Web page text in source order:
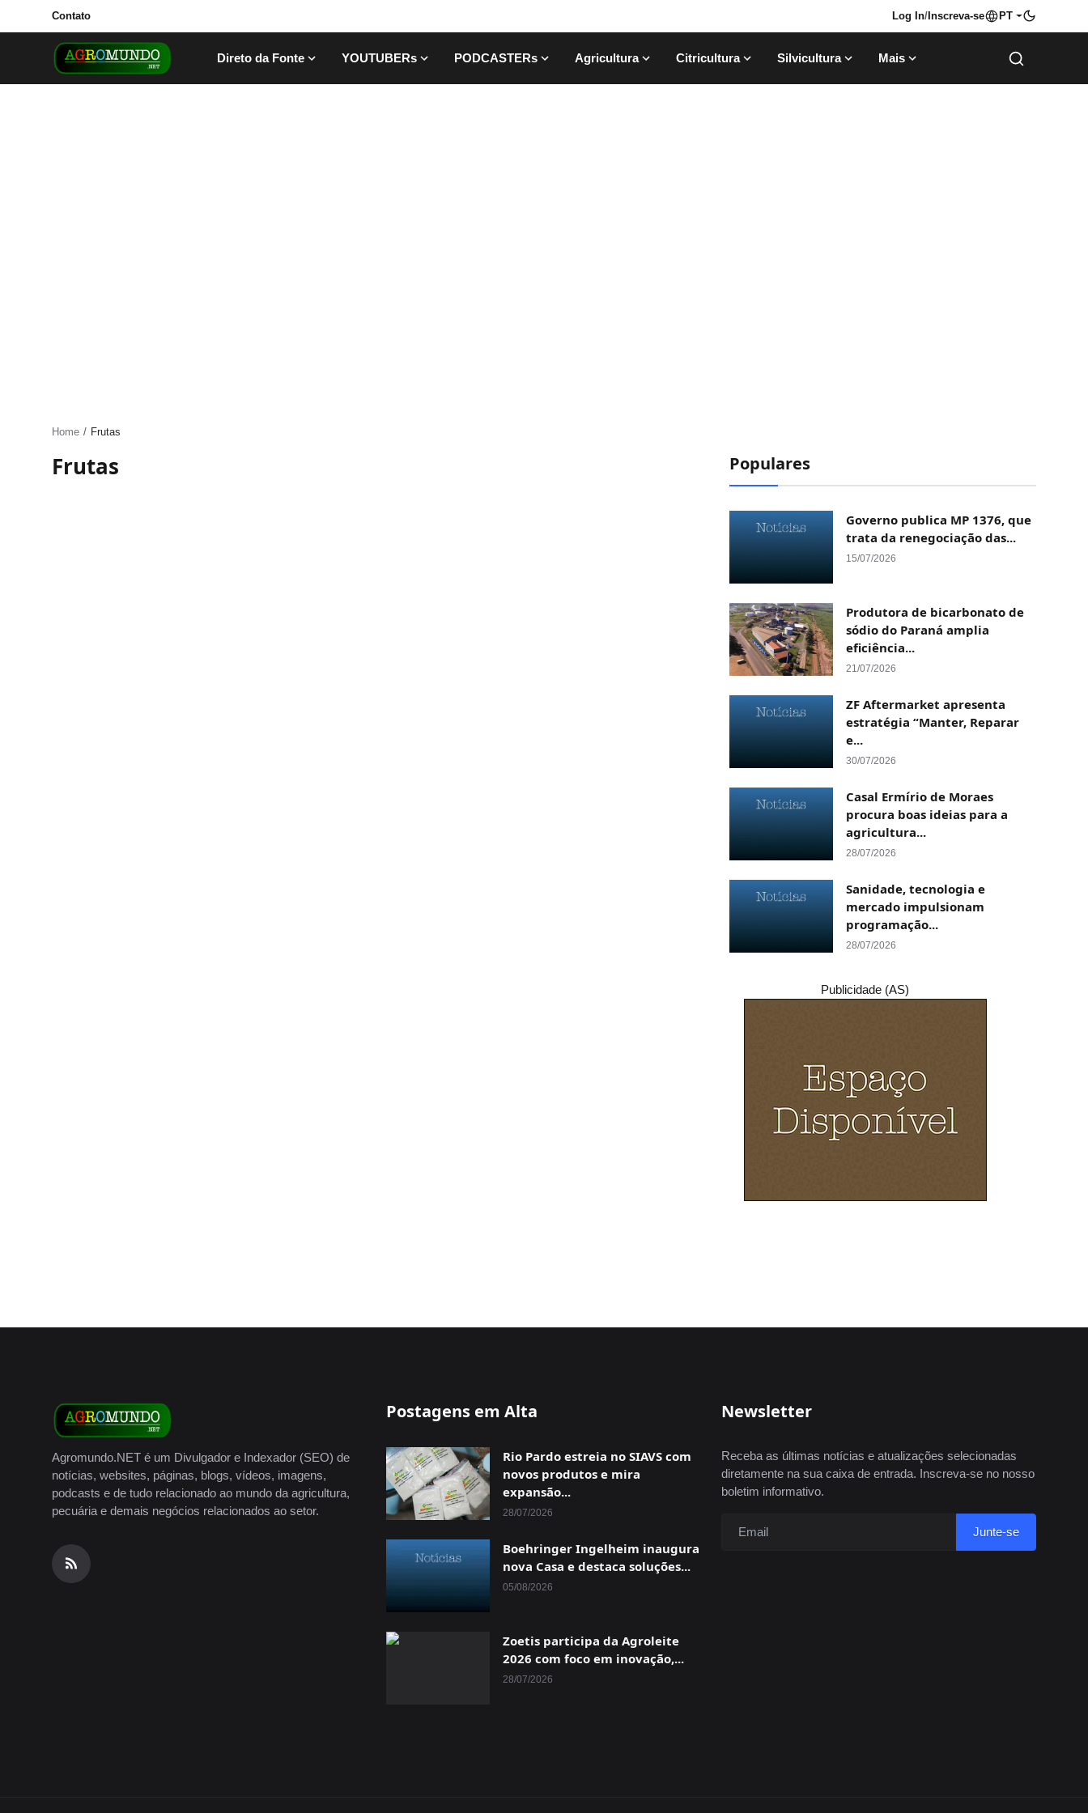
Contato Log In/ Inscreva-se PT
Direto da Fonte YOUTUBERs PODCASTERs Agricultura Citricultura Silvicultura Mais
Home Frutas
Frutas Populares
Governo publica MP 1376, que
trata da renegociação das...
15/07/2026
Produtora de bicarbonato de
sódio do Paraná amplia
eficiência...
21/07/2026
ZF Aftermarket apresenta
estratégia “Manter, Reparar
e...
30/07/2026
Casal Ermírio de Moraes
procura boas ideias para a
agricultura...
28/07/2026
Sanidade, tecnologia e
mercado impulsionam
programação...
28/07/2026
Publicidade (AS)
Agromundo.NET é um Divulgador e Indexador (SEO) de
notícias, websites, páginas, blogs, vídeos, imagens,
podcasts e de tudo relacionado ao mundo da agricultura,
pecuária e demais negócios relacionados ao setor.
Postagens em Alta
Rio Pardo estreia no SIAVS com
novos produtos e mira
expansão...
28/07/2026
Boehringer Ingelheim inaugura
nova Casa e destaca soluções...
05/08/2026
Zoetis participa da Agroleite
2026 com foco em inovação,...
28/07/2026
Newsletter
Receba as últimas notícias e atualizações selecionadas
diretamente na sua caixa de entrada. Inscreva-se no nosso
boletim informativo.
Junte-se